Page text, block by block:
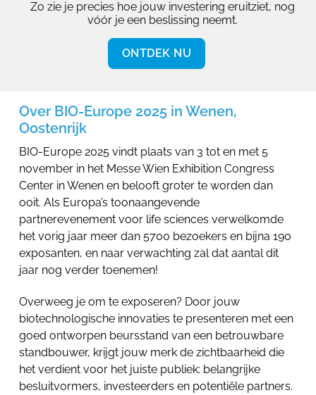
Zo zie je precies hoe jouw investering eruitziet, nog
vóór je een beslissing neemt.
ONTDEK NU
Over BIO-Europe 2025 in Wenen,
Oostenrijk
BIO-Europe 2025 vindt plaats van 3 tot en met 5
november in het Messe Wien Exhibition Congress
Center in Wenen en belooft groter te worden dan
ooit. Als Europa’s toonaangevende
partnerevenement voor life sciences verwelkomde
het vorig jaar meer dan 5700 bezoekers en bijna 190
exposanten, en naar verwachting zal dat aantal dit
jaar nog verder toenemen!
Overweeg je om te exposeren? Door jouw
biotechnologische innovaties te presenteren met een
goed ontworpen beursstand van een betrouwbare
standbouwer, krijgt jouw merk de zichtbaarheid die
het verdient voor het juiste publiek: belangrijke
besluitvormers, investeerders en potentiële partners.